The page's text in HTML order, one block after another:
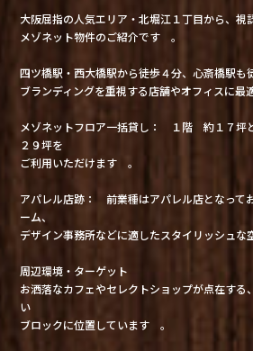
大阪屈指の人気エリア・北堀江１丁目から、視
メゾネット物件のご紹介です 。
四ツ橋駅・西大橋駅から徒歩４分、心斎橋駅も
ブランディングを重視する店舗やオフィスに最
メゾネットフロア一括貸し： １階 約１７坪
２９坪を
ご利用いただけます 。
アパレル店跡： 前業種はアパレル店となって
ーム、
デザイン事務所などに適したスタイリッシュな
周辺環境・ターゲット
お洒落なカフェやセレクトショップが点在する
い
ブロックに位置しています 。